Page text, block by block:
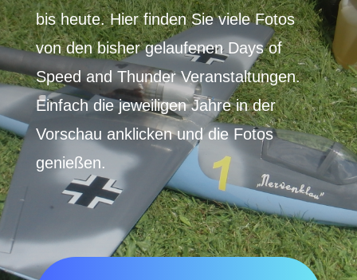
bis heute. Hier finden Sie viele Fotos
von den bisher gelaufenen Days of
Speed and Thunder Veranstaltungen.
Einfach die jeweiligen Jahre in der
Vorschau anklicken und die Fotos
genießen.